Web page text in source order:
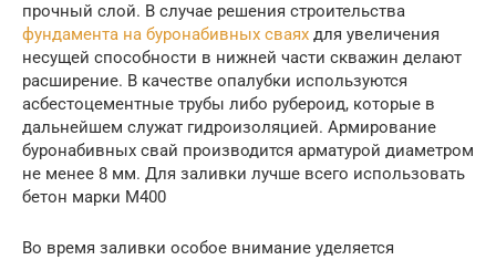
прочный слой. В случае решения строительства
фундамента на буронабивных сваях для увеличения
несущей способности в нижней части скважин делают
расширение. В качестве опалубки используются
асбестоцементные трубы либо рубероид, которые в
дальнейшем служат гидроизоляцией. Армирование
буронабивных свай производится арматурой диаметром
не менее 8 мм. Для заливки лучше всего использовать
бетон марки М400
Во время заливки особое внимание уделяется